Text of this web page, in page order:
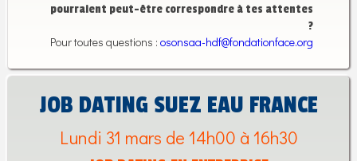
pourraient peut-être correspondre à tes attentes
?
Pour toutes questions : osonsaa-hdf@fondationface.org
JOB DATING SUEZ EAU FRANCE
Lundi 31 mars de 14h00 à 16h30